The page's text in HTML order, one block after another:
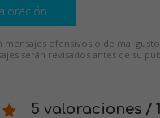
mensajes ofensivos o de mal gusto.
serán revisados antes de su
5 valoraciones /